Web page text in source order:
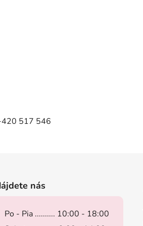
517 546
nás
Po - Pia .......... 10:00 - 18:00